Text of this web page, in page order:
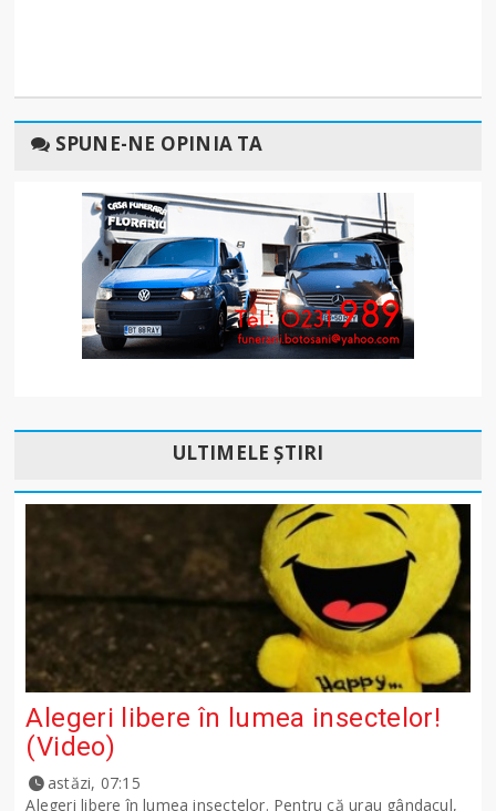
SPUNE-NE OPINIA TA
ULTIMELE ȘTIRI
Alegeri libere în lumea insectelor!
(Video)
astăzi, 07:15
Alegeri libere în lumea insectelor. Pentru că urau gândacul,